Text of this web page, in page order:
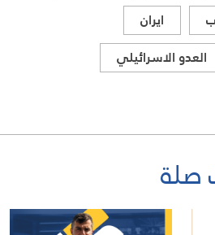
ايران
العدو الاسرائيلي
صلة